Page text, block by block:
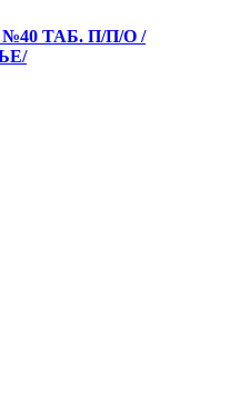
ТАБ. П/П/О /